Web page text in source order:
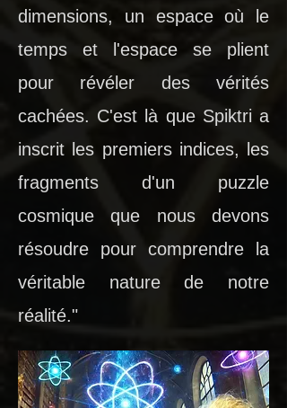
dimensions, un espace où le
temps et l'espace se plient
pour révéler des vérités
cachées. C'est là que Spiktri a
inscrit les premiers indices, les
fragments d'un puzzle
cosmique que nous devons
résoudre pour comprendre la
véritable nature de notre
réalité."